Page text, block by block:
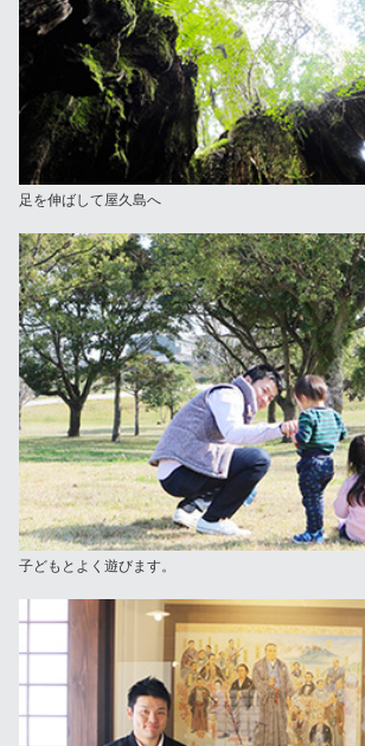
足を伸ばして屋久島へ
子どもとよく遊びます。